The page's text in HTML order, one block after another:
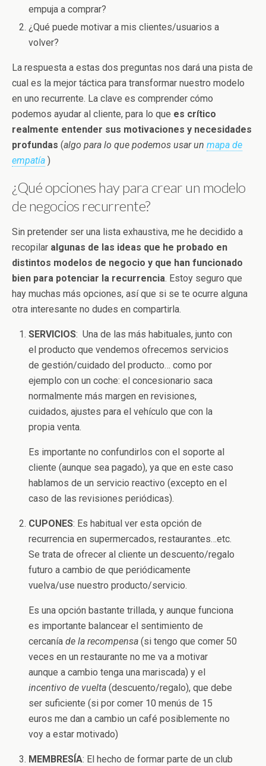
empuja a comprar?
¿Qué puede motivar a mis clientes/usuarios a
volver?
La respuesta a estas dos preguntas nos dará una pista de
cual es la mejor táctica para transformar nuestro modelo
en uno recurrente. La clave es comprender cómo
podemos ayudar al cliente, para lo que es crítico
realmente entender sus motivaciones y necesidades
profundas (algo para lo que podemos usar un mapa de
empatía )
¿Qué opciones hay para crear un modelo
de negocios recurrente?
Sin pretender ser una lista exhaustiva, me he decidido a
recopilar algunas de las ideas que he probado en
distintos modelos de negocio y que han funcionado
bien para potenciar la recurrencia. Estoy seguro que
hay muchas más opciones, así que si se te ocurre alguna
otra interesante no dudes en compartirla.
SERVICIOS: Una de las más habituales, junto con
el producto que vendemos ofrecemos servicios
de gestión/cuidado del producto… como por
ejemplo con un coche: el concesionario saca
normalmente más margen en revisiones,
cuidados, ajustes para el vehículo que con la
propia venta.
Es importante no confundirlos con el soporte al
cliente (aunque sea pagado), ya que en este caso
hablamos de un servicio reactivo (excepto en el
caso de las revisiones periódicas).
CUPONES: Es habitual ver esta opción de
recurrencia en supermercados, restaurantes…etc.
Se trata de ofrecer al cliente un descuento/regalo
futuro a cambio de que periódicamente
vuelva/use nuestro producto/servicio.
Es una opción bastante trillada, y aunque funciona
es importante balancear el sentimiento de
cercaníade la recompensa (si tengo que comer 50
veces en un restaurante no me va a motivar
aunque a cambio tenga una mariscada) y el
incentivo de vuelta (descuento/regalo), que debe
ser suficiente (si por comer 10 menús de 15
euros me dan a cambio un café posiblemente no
voy a estar motivado)
MEMBRESÍA: El hecho de formar parte de un club